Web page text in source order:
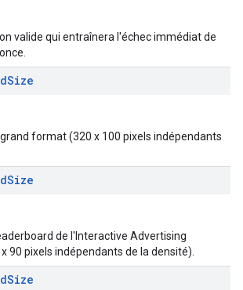
valide qui entraînera l'échec immédiat de
Size
format (320 x 100 pixels indépendants
Size
de l'Interactive Advertising
90 pixels indépendants de la densité).
Size